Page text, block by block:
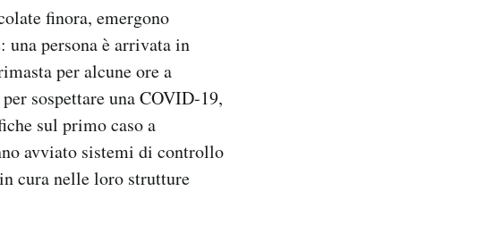
finora, emergono
persona è arrivata in
per alcune ore a
sospettare una COVID-19,
sul primo caso a
avviato sistemi di controllo
cura nelle loro strutture